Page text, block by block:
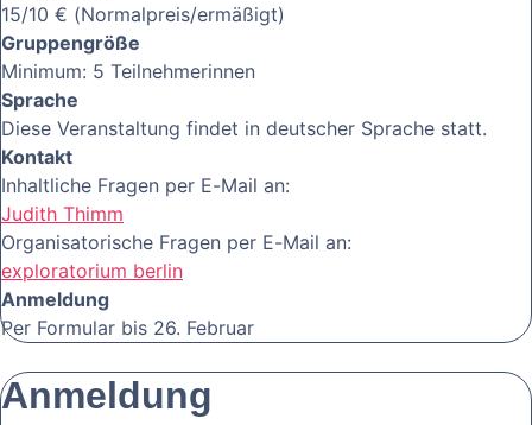
15/10 € (Normalpreis/ermäßigt)
Gruppengröße
Minimum: 5 Teilnehmerinnen
Sprache
Diese Veranstaltung findet in deutscher Sprache statt.
Kontakt
Inhaltliche Fragen per E-Mail an:
Judith Thimm
Organisatorische Fragen per E-Mail an:
exploratorium berlin
Anmeldung
Per Formular bis 26. Februar
Anmeldung